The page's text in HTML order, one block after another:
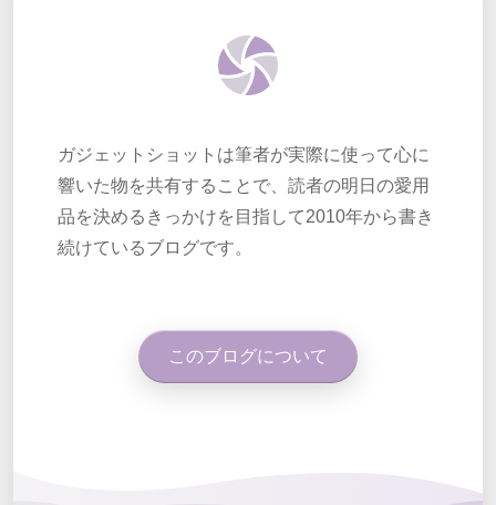
ガジェットショットは筆者が実際に使って心に
響いた物を共有することで、読者の明日の愛用
品を決めるきっかけを目指して2010年から書き
続けているブログです。
このブログについて